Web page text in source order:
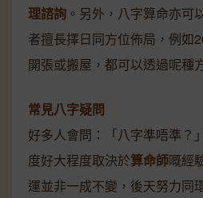
理諮詢 。另外，八字算命亦可
者擅長擇日同方位佈局，例如
開張或搬屋，都可以透過呢種
常見八字疑問
好多人會問：「八字準唔準？
度好大程度取決於算命師嘅經
運並非一成不變，後天努力同